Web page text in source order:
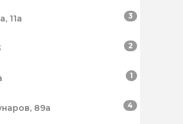
11а 3
2
1
89а 4